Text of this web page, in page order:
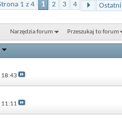
1 z 4 1 2 3 4 Ostatni
Narzędzia forum Przeszukaj to forum
18:43
11:11